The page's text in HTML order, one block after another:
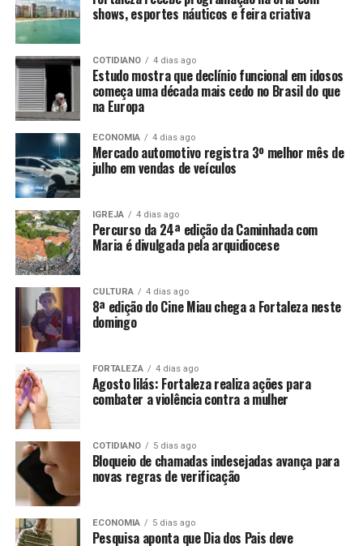
shows, esportes náuticos e feira criativa
COTIDIANO 4 dias ago
Estudo mostra que declínio funcional em idosos
começa uma década mais cedo no Brasil do que
na Europa
ECONOMIA 4 dias ago
Mercado automotivo registra 3º melhor mês de
julho em vendas de veículos
IGREJA 4 dias ago
Percurso da 24ª edição da Caminhada com
Maria é divulgada pela arquidiocese
CULTURA 4 dias ago
8ª edição do Cine Miau chega a Fortaleza neste
domingo
FORTALEZA 4 dias ago
Agosto lilás: Fortaleza realiza ações para
combater a violência contra a mulher
COTIDIANO 5 dias ago
Bloqueio de chamadas indesejadas avança para
novas regras de verificação
ECONOMIA 5 dias ago
Pesquisa aponta que Dia dos Pais deve